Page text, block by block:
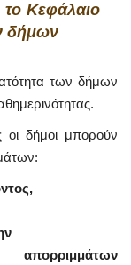
το Κεφάλαιο
δήμων
των δήμων
οι δήμοι μπορούν